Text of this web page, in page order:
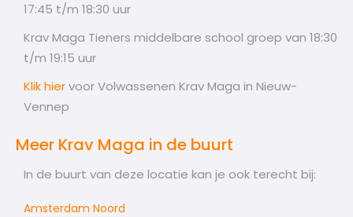
17:45 t/m 18:30 uur
Krav Maga Tieners middelbare school groep van 18:30
t/m 19:15 uur
Klik hiervoor Volwassenen Krav Maga in Nieuw-
Vennep
Meer Krav Maga in de buurt
In de buurt van deze locatie kan je ook terecht bij:
Amsterdam Noord